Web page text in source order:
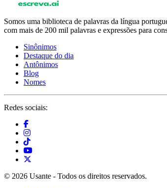
Somos uma biblioteca de palavras da língua
com mais de 200 mil palavras e expressões para
Sinônimos
Destaque do dia
Antônimos
Blog
Nomes
Redes sociais:
© 2026 Usante - Todos os direitos reservados.